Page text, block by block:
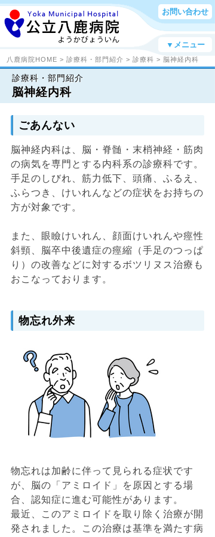
お問い合わせ
▼メニュー
八鹿病院HOME > 診療科・部門紹介 > 診療科 > 脳神経内科
診療科・部門紹介
脳神経内科
ごあんない
脳神経内科は、脳・脊髄・末梢神経・筋肉
の病気を専門とする内科系の診療科です。
手足のしびれ、筋力低下、頭痛、ふるえ、
ふらつき、けいれんなどの症状をお持ちの
方が対象です。
また、眼瞼けいれん、顔面けいれんや痙性
斜頸、脳卒中後遺症の痙縮（手足のつっぱ
り）の改善などに対するボツリヌス治療も
おこなっております。
物忘れ外来
物忘れは加齢に伴って見られる症状です
が、脳の「アミロイド」を原因とする場
合、認知症に進む可能性があります。
最近、このアミロイドを取り除く治療が開
発されました。この治療は基準を満たす病